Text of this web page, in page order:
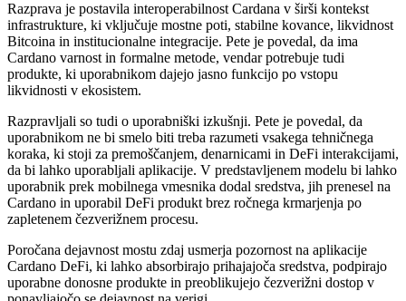
Razprava je postavila interoperabilnost Cardana v širši kontekst
infrastrukture, ki vključuje mostne poti, stabilne kovance, likvidnost
Bitcoina in institucionalne integracije. Pete je povedal, da ima
Cardano varnost in formalne metode, vendar potrebuje tudi
produkte, ki uporabnikom dajejo jasno funkcijo po vstopu
likvidnosti v ekosistem.
Razpravljali so tudi o uporabniški izkušnji. Pete je povedal, da
uporabnikom ne bi smelo biti treba razumeti vsakega tehničnega
koraka, ki stoji za premoščanjem, denarnicami in DeFi interakcijami,
da bi lahko uporabljali aplikacije. V predstavljenem modelu bi lahko
uporabnik prek mobilnega vmesnika dodal sredstva, jih prenesel na
Cardano in uporabil DeFi produkt brez ročnega krmarjenja po
zapletenem čezverižnem procesu.
Poročana dejavnost mostu zdaj usmerja pozornost na aplikacije
Cardano DeFi, ki lahko absorbirajo prihajajoča sredstva, podpirajo
uporabne donosne produkte in preoblikujejo čezverižni dostop v